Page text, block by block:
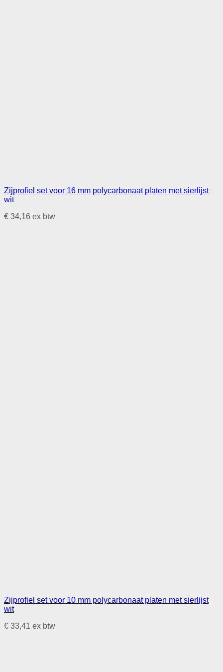
Zijprofiel set voor 16 mm polycarbonaat platen met sierlijst
wit
€ 34,16 ex btw
Zijprofiel set voor 10 mm polycarbonaat platen met sierlijst
wit
€ 33,41 ex btw